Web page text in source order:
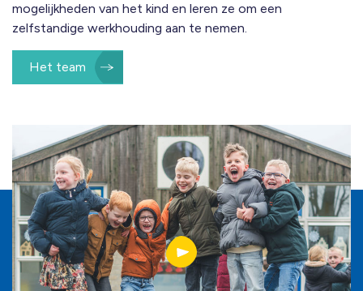
mogelijkheden van het kind en leren ze om een
zelfstandige werkhouding aan te nemen.
Het team